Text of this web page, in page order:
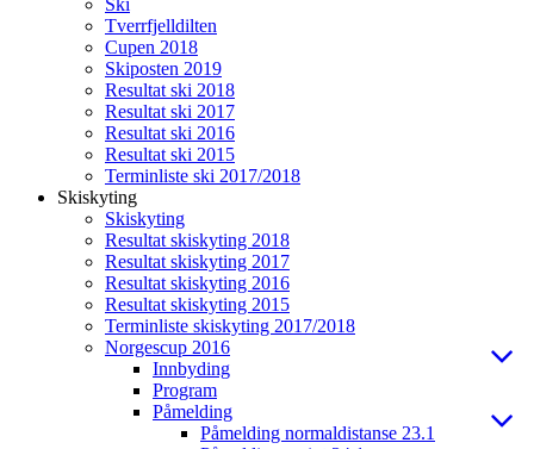
Ski
Tverrfjelldilten
Cupen 2018
Skiposten 2019
Resultat ski 2018
Resultat ski 2017
Resultat ski 2016
Resultat ski 2015
Terminliste ski 2017/2018
Skiskyting
Skiskyting
Resultat skiskyting 2018
Resultat skiskyting 2017
Resultat skiskyting 2016
Resultat skiskyting 2015
Terminliste skiskyting 2017/2018
Norgescup 2016
Innbyding
Program
Påmelding
Påmelding normaldistanse 23.1